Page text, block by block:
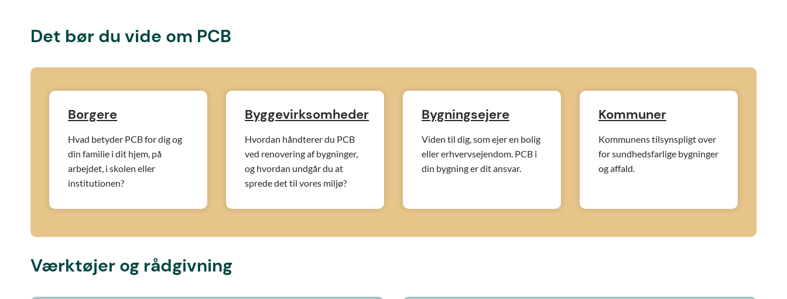
Det bør du vide om PCB
Borgere
Hvad betyder PCB for dig og
din familie i dit hjem, på
arbejdet, i skolen eller
institutionen?
Byggevirksomheder
Hvordan håndterer du PCB
ved renovering af bygninger,
og hvordan undgår du at
sprede det til vores miljø?
Bygningsejere
Viden til dig, som ejer en bolig
eller erhvervsejendom. PCB i
din bygning er dit ansvar.
Kommuner
Kommunens tilsynspligt over
for sundhedsfarlige bygninger
og affald.
Værktøjer og rådgivning